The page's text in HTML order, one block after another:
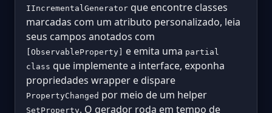
IIncrementalGenerator que encontre classes
marcadas com um atributo personalizado, leia
seus campos anotados com
[ObservableProperty] e emita uma partial
class que implemente a interface, exponha
propriedades wrapper e dispare
PropertyChanged por meio de um helper
SetProperty. O gerador roda em tempo de